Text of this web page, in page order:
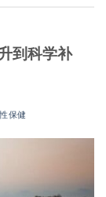
到科学补
保健​